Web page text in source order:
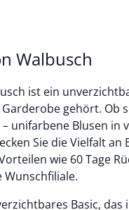
Walbusch
ist ein
gehört. Ob
unifarbene Blusen in
Sie die Vielfalt
wie 60 Tage
Basic,